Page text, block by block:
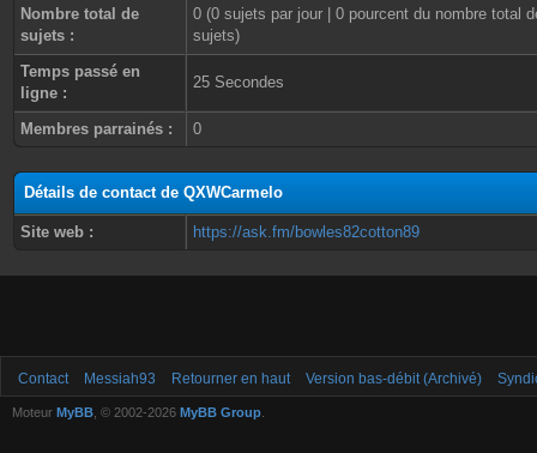
Nombre total de
sujets :
0 (0 sujets par jour | 0 pourcent du nombre total
sujets)
Temps passé en
ligne :
25 Secondes
Membres parrainés : 0
Détails de contact de QXWCarmelo
Site web : https://ask.fm/bowles82cotton89
Contact Messiah93 Retourner en haut Version bas-débit (Archivé)
Moteur MyBB , © 2002-2026 MyBB Group